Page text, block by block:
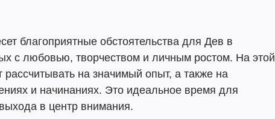
благоприятные обстоятельства для Дев в
с любовью, творчеством и личным ростом. На этой
на значимый опыт, а также на
и начинаниях. Это идеальное время для
в центр внимания.